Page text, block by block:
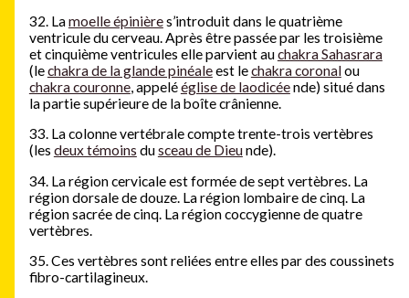
32. Lamoelle épinières’introduit dans le quatrième
ventricule du cerveau. Après être passée par les troisième
et cinquième ventricules elle parvient auchakra Sahasrara
(lechakra de la glande pinéaleest lechakra coronalou
chakra couronne, appelééglise de laodicéende) situé dans
la partie supérieure de la boîte crânienne.
33. La colonne vertébrale compte trente-trois vertèbres
(les deux témoins dusceau de Dieunde).
34. La région cervicale est formée de sept vertèbres. La
région dorsale de douze. La région lombaire de cinq. La
région sacrée de cinq. La région coccygienne de quatre
vertèbres.
35. Ces vertèbres sont reliées entre elles par des coussinets
fibro-cartilagineux.